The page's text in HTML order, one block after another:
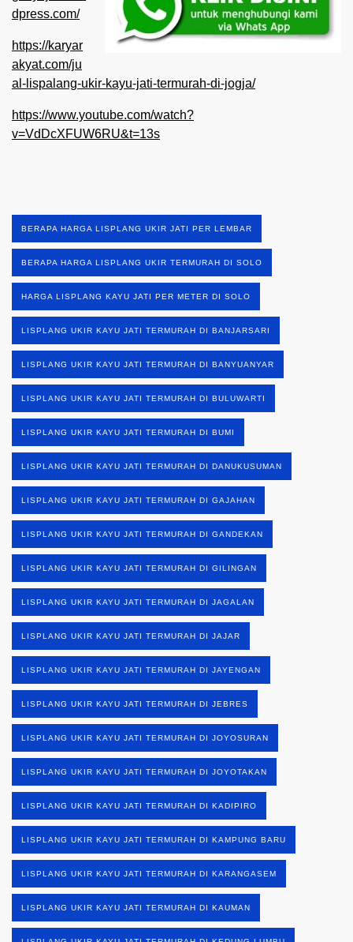
dpress.com/
https://karyar
akyat.com/ju
al-lispalang-ukir-kayu-jati-termurah-di-jogja/
https://www.youtube.com/watch?
v=VdDcXFUW6RU&t=13s
BERAPA HARGA LISPLANG UKIR JATI PER LEMBAR
BERAPA HARGA LISPLANG UKIR TERMURAH DI SOLO
HARGA LISPLANG KAYU JATI PER METER DI SOLO
LISPLANG UKIR KAYU JATI TERMURAH DI BANJARSARI
LISPLANG UKIR KAYU JATI TERMURAH DI BANYUANYAR
LISPLANG UKIR KAYU JATI TERMURAH DI BULUWARTI
LISPLANG UKIR KAYU JATI TERMURAH DI BUMI
LISPLANG UKIR KAYU JATI TERMURAH DI DANUKUSUMAN
LISPLANG UKIR KAYU JATI TERMURAH DI GAJAHAN
LISPLANG UKIR KAYU JATI TERMURAH DI GANDEKAN
LISPLANG UKIR KAYU JATI TERMURAH DI GILINGAN
LISPLANG UKIR KAYU JATI TERMURAH DI JAGALAN
LISPLANG UKIR KAYU JATI TERMURAH DI JAJAR
LISPLANG UKIR KAYU JATI TERMURAH DI JAYENGAN
LISPLANG UKIR KAYU JATI TERMURAH DI JEBRES
LISPLANG UKIR KAYU JATI TERMURAH DI JOYOSURAN
LISPLANG UKIR KAYU JATI TERMURAH DI JOYOTAKAN
LISPLANG UKIR KAYU JATI TERMURAH DI KADIPIRO
LISPLANG UKIR KAYU JATI TERMURAH DI KAMPUNG BARU
LISPLANG UKIR KAYU JATI TERMURAH DI KARANGASEM
LISPLANG UKIR KAYU JATI TERMURAH DI KAUMAN